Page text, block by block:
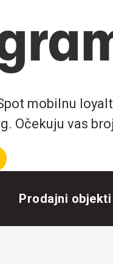
mobilnu
Očekuju vas
Prodajni